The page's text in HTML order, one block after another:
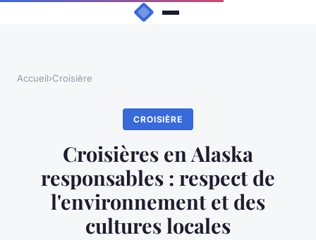
Accueil›Croisière
CROISIÈRE
Croisières en Alaska
responsables : respect de
l'environnement et des
cultures locales